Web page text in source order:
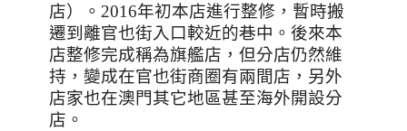
店）。 2016年初本店進行整修，暫時搬
遷到離官也街入口較近的巷中。後來本
店整修完成稱為旗艦店，但分店仍然維
持，變成在官也街商圈有兩間店，另外
店家也在澳門其它地區甚至海外開設分
店。